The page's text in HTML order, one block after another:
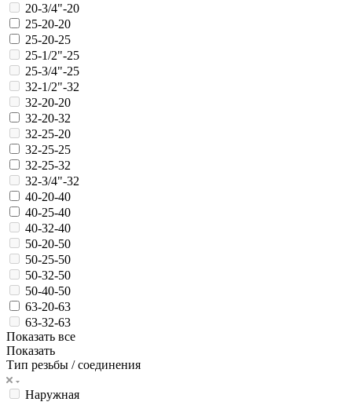
20-3/4"-20
25-20-20
25-20-25
25-1/2"-25
25-3/4"-25
32-1/2"-32
32-20-20
32-20-32
32-25-20
32-25-25
32-25-32
32-3/4"-32
40-20-40
40-25-40
40-32-40
50-20-50
50-25-50
50-32-50
50-40-50
63-20-63
63-32-63
Показать все
Показать
Тип резьбы / соединения
Наружная